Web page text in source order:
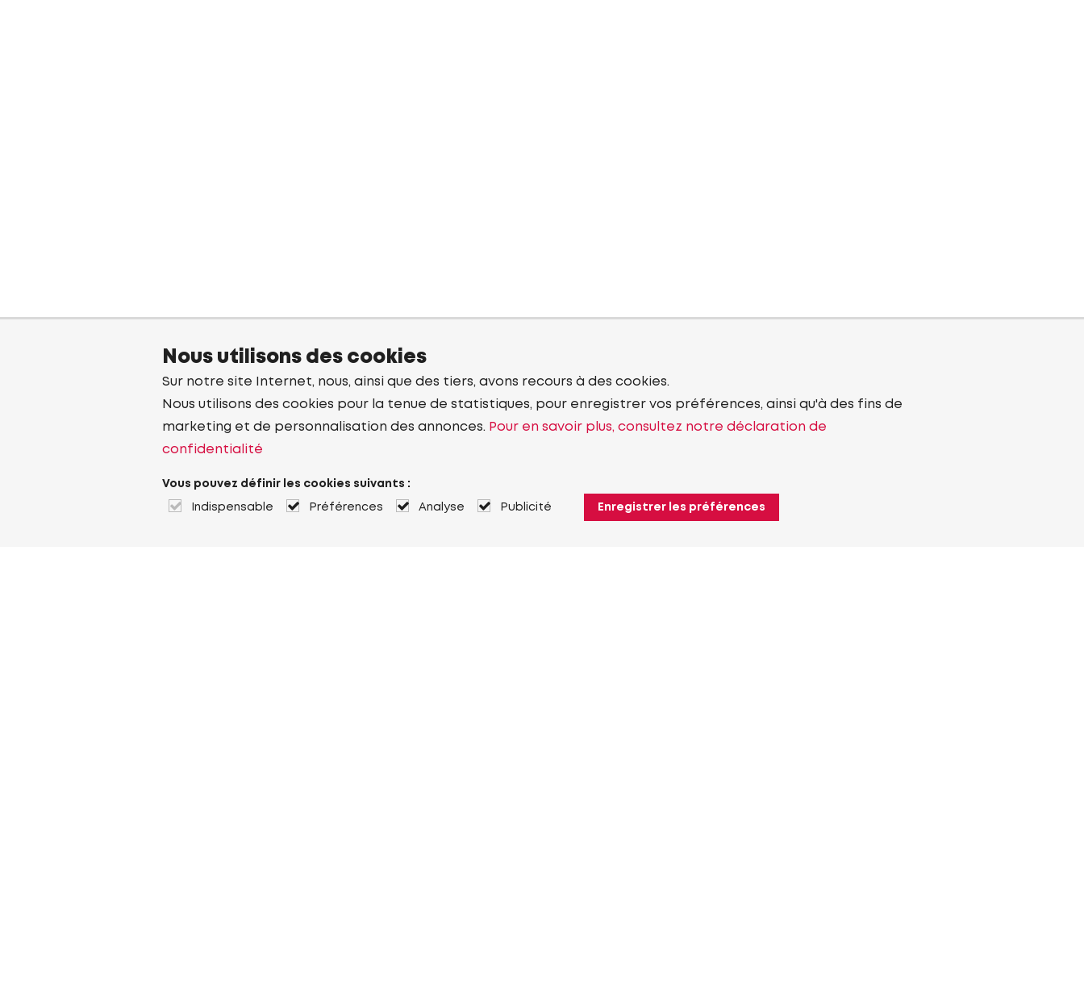
Nous utilisons des cookies
Sur notre site Internet, nous, ainsi que des tiers, avons recours à des cookies.
Nous utilisons des cookies pour la tenue de statistiques, pour enregistrer vos préférences, ainsi qu'à des fins de
marketing et de personnalisation des annonces. Pour en savoir plus, consultez notre déclaration de
confidentialité
Vous pouvez définir les cookies suivants :
Indispensable Préférences Analyse Publicité Enregistrer les préférences